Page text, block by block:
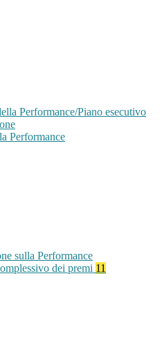
Performance/Piano esecutivo
Performance
sulla Performance
dei premi 11